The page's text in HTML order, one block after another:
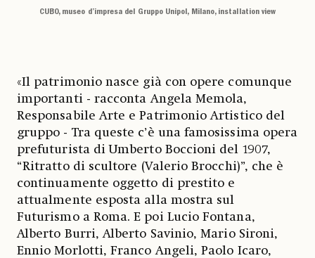
CUBO, museo d’impresa del Gruppo Unipol, Milano, installation view
«Il patrimonio nasce già con opere comunque
importanti - racconta Angela Memola,
Responsabile Arte e Patrimonio Artistico del
gruppo - Tra queste c’è una famosissima opera
prefuturista di Umberto Boccioni del 1907,
“Ritratto di scultore (Valerio Brocchi)”, che è
continuamente oggetto di prestito e
attualmente esposta alla mostra sul
Futurismo a Roma. E poi Lucio Fontana,
Alberto Burri, Alberto Savinio, Mario Sironi,
Ennio Morlotti, Franco Angeli, Paolo Icaro,